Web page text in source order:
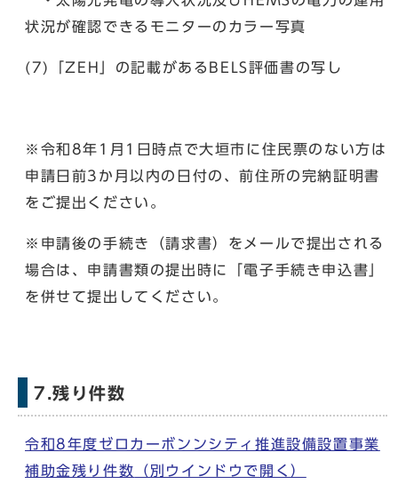
状況が確認できるモニターのカラー写真
(7)「ZEH」の記載があるBELS評価書の写し
※令和8年1月1日時点で大垣市に住民票のない方は
申請日前3か月以内の日付の、前住所の完納証明書
をご提出ください。
※申請後の手続き（請求書）をメールで提出される
場合は、申請書類の提出時に「電子手続き申込書」
を併せて提出してください。
7.残り件数
令和8年度ゼロカーボンンシティ推進設備設置事業
補助金残り件数 （別ウインドウで開く）